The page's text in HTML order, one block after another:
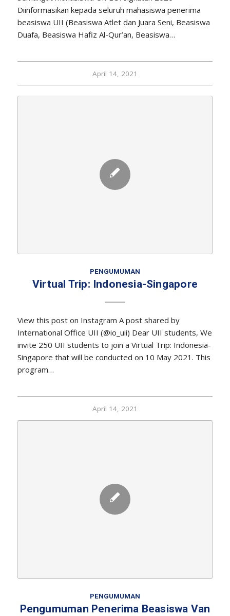
Diinformasikan kepada seluruh mahasiswa penerima
beasiswa UII (Beasiswa Atlet dan Juara Seni, Beasiswa
Duafa, Beasiswa Hafiz Al-Qur’an, Beasiswa…
April 14, 2021
PENGUMUMAN
Virtual Trip: Indonesia-Singapore
View this post on Instagram A post shared by
International Office UII (@io_uii) Dear UII students, We
invite 250 UII students to join a Virtual Trip: Indonesia-
Singapore that will be conducted on 10 May 2021. This
program…
April 14, 2021
PENGUMUMAN
Pengumuman Penerima Beasiswa Van